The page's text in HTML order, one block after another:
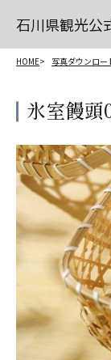
石川県観光公
HOME 写真ダウンロー
氷室饅頭